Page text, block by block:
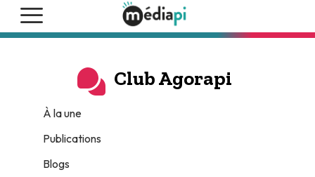
Club Agorapi
À la une
Publications
Blogs